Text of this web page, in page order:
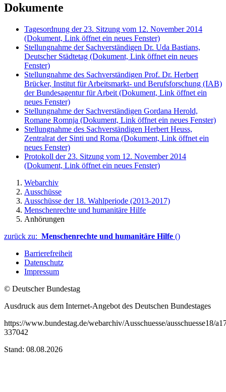
Dokumente
Tagesordnung der 23. Sitzung vom 12. November 2014
(Dokument, Link öffnet ein neues Fenster)
Stellungnahme der Sachverständigen Dr. Uda Bastians,
Deutscher Städtetag (Dokument, Link öffnet ein neues
Fenster)
Stellungnahme des Sachverständigen Prof. Dr. Herbert
Brücker, Institut für Arbeitsmarkt- und Berufsforschung (IAB)
der Bundesagentur für Arbeit (Dokument, Link öffnet ein
neues Fenster)
Stellungnahme der Sachverständigen Gordana Herold,
Romane Romnja (Dokument, Link öffnet ein neues Fenster)
Stellungnahme des Sachverständigen Herbert Heuss,
Zentralrat der Sinti und Roma (Dokument, Link öffnet ein
neues Fenster)
Protokoll der 23. Sitzung vom 12. November 2014
(Dokument, Link öffnet ein neues Fenster)
Webarchiv
Ausschüsse
Ausschüsse der 18. Wahlperiode (2013-2017)
Menschenrechte und humanitäre Hilfe
Anhörungen
zurück zu: Menschenrechte und humanitäre Hilfe ()
Barrierefreiheit
Datenschutz
Impressum
© Deutscher Bundestag
Ausdruck aus dem Internet-Angebot des Deutschen Bundestages
https://www.bundestag.de/webarchiv/Ausschuesse/ausschuesse18/
337042
Stand: 08.08.2026